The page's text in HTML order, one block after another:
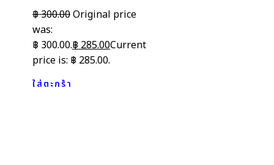
฿300.00Original price
was:
฿ 300.00.฿285.00Current
price is: ฿ 285.00.
ใส่ตะกร้า